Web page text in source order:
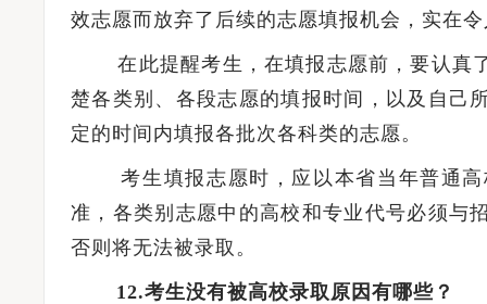
效志愿而放弃了后续的志愿填报机会，实在
在此提醒考生，在填报志愿前，要认真了
楚各类别、各段志愿的填报时间，以及自己
定的时间内填报各批次各科类的志愿。
考生填报志愿时，应以本省当年普通高
准，各类别志愿中的高校和专业代号必须与
否则将无法被录取。
12.考生没有被高校录取原因有哪些？